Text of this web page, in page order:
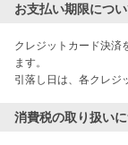
お支払い期限につ
クレジットカード決済
ます。
引落し日は、各クレジ
消費税の取り扱い